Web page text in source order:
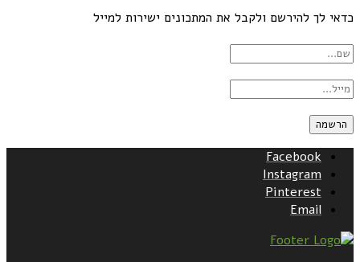
כדאי לך להירשם ולקבל את המתכונים ישירות למייל
Facebook
Instagram
Pinterest
Email